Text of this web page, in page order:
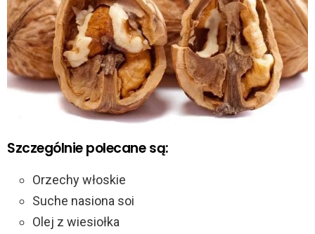
Szczególnie polecane są:
Orzechy włoskie
Suche nasiona soi
Olej z wiesiołka